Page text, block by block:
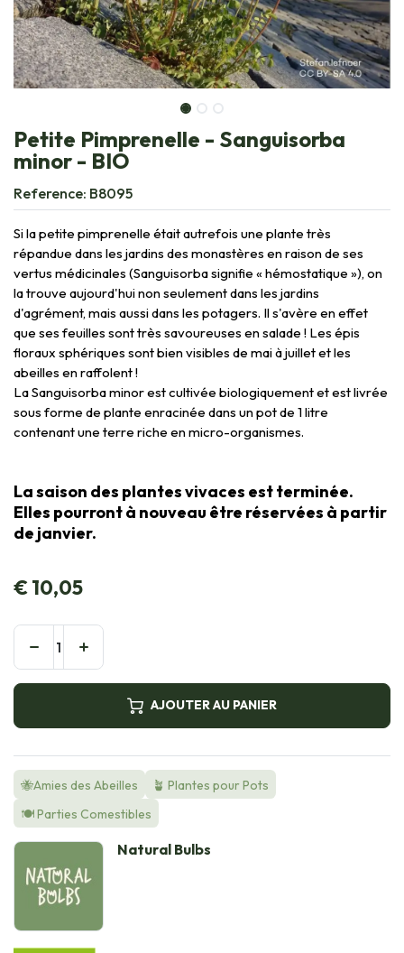
Petite Pimprenelle - Sanguisorba
minor - BIO
Reference: B8095
Si la petite pimprenelle était autrefois une plante très
répandue dans les jardins des monastères en raison de ses
vertus médicinales (Sanguisorba signifie « hémostatique »), on
la trouve aujourd'hui non seulement dans les jardins
d'agrément, mais aussi dans les potagers. Il s'avère en effet
que ses feuilles sont très savoureuses en salade ! Les épis
floraux sphériques sont bien visibles de mai à juillet et les
abeilles en raffolent !
La Sanguisorba minor est cultivée biologiquement et est livrée
sous forme de plante enracinée dans un pot de 1 litre
contenant une terre riche en micro-organismes.
La saison des plantes vivaces est terminée.
Elles pourront à nouveau être réservées à partir
de janvier.
€10,05
AJOUTER AU PANIER
🐝Amies des Abeilles
🪴 Plantes pour Pots
🍽️ Parties Comestibles
Natural Bulbs